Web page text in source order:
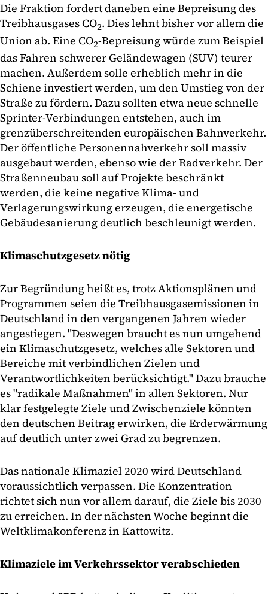
Die Fraktion fordert daneben eine Bepreisung des
Treibhausgases CO2. Dies lehnt bisher vor allem die
Union ab. Eine CO2-Bepreisung würde zum Beispiel
das Fahren schwerer Geländewagen (SUV) teurer
machen. Außerdem solle erheblich mehr in die
Schiene investiert werden, um den Umstieg von der
Straße zu fördern. Dazu sollten etwa neue schnelle
Sprinter-Verbindungen entstehen, auch im
grenzüberschreitenden europäischen Bahnverkehr.
Der öffentliche Personennahverkehr soll massiv
ausgebaut werden, ebenso wie der Radverkehr. Der
Straßenneubau soll auf Projekte beschränkt
werden, die keine negative Klima- und
Verlagerungswirkung erzeugen, die energetische
Gebäudesanierung deutlich beschleunigt werden.
Klimaschutzgesetz nötig
Zur Begründung heißt es, trotz Aktionsplänen und
Programmen seien die Treibhausgasemissionen in
Deutschland in den vergangenen Jahren wieder
angestiegen. "Deswegen braucht es nun umgehend
ein Klimaschutzgesetz, welches alle Sektoren und
Bereiche mit verbindlichen Zielen und
Verantwortlichkeiten berücksichtigt." Dazu brauche
es "radikale Maßnahmen" in allen Sektoren. Nur
klar festgelegte Ziele und Zwischenziele könnten
den deutschen Beitrag erwirken, die Erderwärmung
auf deutlich unter zwei Grad zu begrenzen.
Das nationale Klimaziel 2020 wird Deutschland
voraussichtlich verpassen. Die Konzentration
richtet sich nun vor allem darauf, die Ziele bis 2030
zu erreichen. In der nächsten Woche beginnt die
Weltklimakonferenz in Kattowitz.
Klimaziele im Verkehrssektor verabschieden